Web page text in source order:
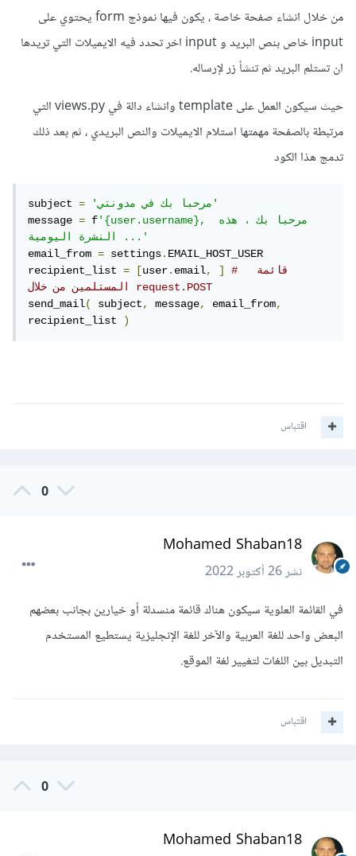
من خلال انشاء صفحة خاصة ، يكون فيها نموذج form يحتوي على
input خاص بنص البريد و input اخر تحدد فيه الايميلات التي تريدها
ان تستلم البريد ثم تنشأ زر لإرساله.
حيث سيكون العمل على template وانشاء دالة في views.py التي
مرتبطة بالصفحة مهمتها استلام الايميلات والنص البريدي ، ثم بعد ذلك
تدمج هذا الكود
subject =
'مرحبا بك في مدونتي'
message = f'{user.username}, مرحبا بك ، هذه
النشرة اليومية ...'
email_from = settings.EMAIL_HOST_USER
recipient_list = [user.email, ]
#  قائمة
المستلمين من خلال request.POST
send_mail( subject, message, email_from,
recipient_list )
اقتباس
0
Mohamed Shaban18
نشر26 أكتوبر 2022
في القائمة العلوية سيكون هناك قائمة منسدلة أو خيارين بجانب بعضهم
البعض واحد للغة العربية والآخر للغة الإنجليزية يستطيع المستخدم
التبديل بين اللغات لتغيير لغة الموقع.
اقتباس
0
Mohamed Shaban18